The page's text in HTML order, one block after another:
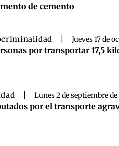
de cemento
Jueves 17 de
por transportar 17,5
Lunes 2 de septiembre
por el transporte